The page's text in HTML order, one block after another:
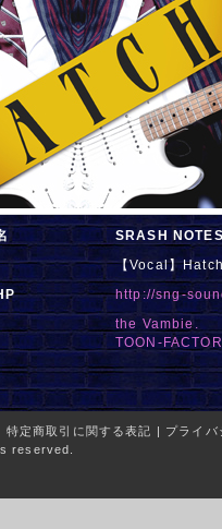
SRASH
【Vocal】
http://sng-
the Vambie.
TOON-
特定商取引に関する表記 | プライバ
reserved.